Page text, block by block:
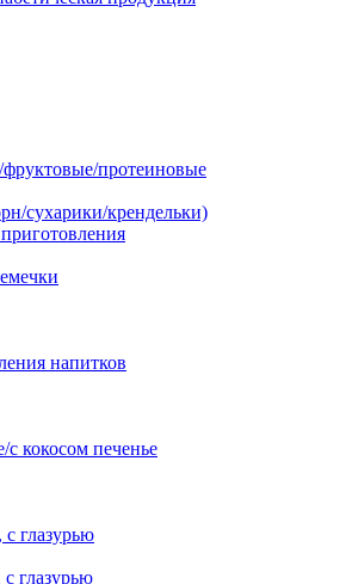
протеиновые
сухарики/крендельки)
напитков
с кокосом печенье
глазурью
глазурью